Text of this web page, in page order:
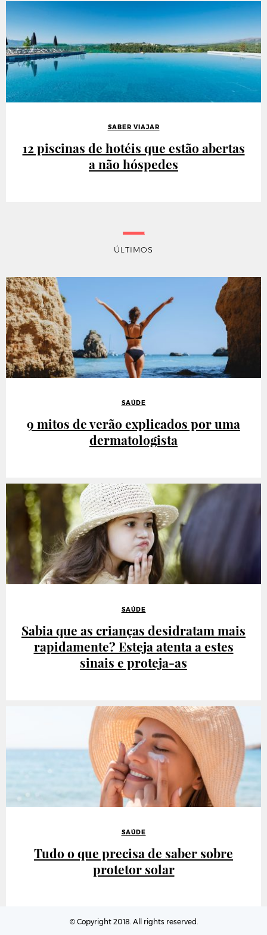
SABER VIAJAR
12 piscinas de hotéis que estão abertas
a não hóspedes
ÚLTIMOS
SAÚDE
9 mitos de verão explicados por uma
dermatologista
SAÚDE
Sabia que as crianças desidratam mais
rapidamente? Esteja atenta a estes
sinais e proteja-as
SAÚDE
Tudo o que precisa de saber sobre
protetor solar
© Copyright 2018. All rights reserved.